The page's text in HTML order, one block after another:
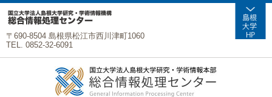
〒690-8504 島根県松江市西川津町1060
TEL. 0852-32-6091